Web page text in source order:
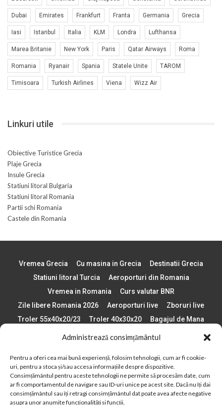
Administrează consimțământul
Pentru a oferi cea mai bună experiență, folosim tehnologii, cum ar fi cookie-
uri, pentru a stoca și/sau accesa informațiile despre dispozitive.
Consimțământul pentru aceste tehnologii ne permite să procesăm date, cum
ar fi comportamentul de navigare sau ID-uri unice pe acest site. Dacă nu îți dai
consimțământul sau îți retragi consimțământul dat poate avea afecte negative
asupra unor anumite funcționalități și funcții.
Dubai Emirates Frankfurt Franta Germania Grecia
Iasi Istanbul Italia KLM Londra Lufthansa
Marea Britanie New York Paris Qatar Airways Roma
Romania Ryanair Spania Statele Unite TAROM
Timisoara Turkish Airlines Viena Wizz Air
Linkuri utile
Obiective Turistice Grecia
Plaje Grecia
Insule Grecia
Statiuni litoral Bulgaria
Statiuni litoral Romania
Partii schi Romania
Castele din Romania
Vremea Grecia Cu masina in Grecia
Destinatii Grecia
Statiuni litoral Turcia
Aeroporturi din Romania
Vremea in Romania
Curs valutar BNR
Zile libere Romania 2026
Aeroporturi live
Zboruri live
Troler 55x40x20/23
Troler 40x30x20
Bagajul de Mana
Paste 2026
Cele mai bune telefoane
Plaje din Europa
Concerte Romania 2025
Asigurare de calatorie
Când se schimba ora în 2026
Calendar Formula 1 sezon 2026
Boarding Pass
Despre AirlinesTravel.ro
Politică cookie-uri (UE)